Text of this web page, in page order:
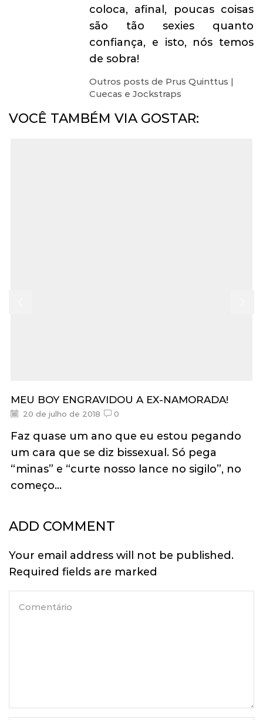
coloca, afinal, poucas coisas
são tão sexies quanto
confiança, e isto, nós temos
de sobra!
Outros posts de Prus Quinttus |
Cuecas e Jockstraps
VOCÊ TAMBÉM VIA GOSTAR:
MEU BOY ENGRAVIDOU A EX-NAMORADA!
20 de julho de 2018 0
Faz quase um ano que eu estou pegando
um cara que se diz bissexual. Só pega
“minas” e “curte nosso lance no sigilo”, no
começo...
ADD COMMENT
Your email address will not be published.
Required fields are marked